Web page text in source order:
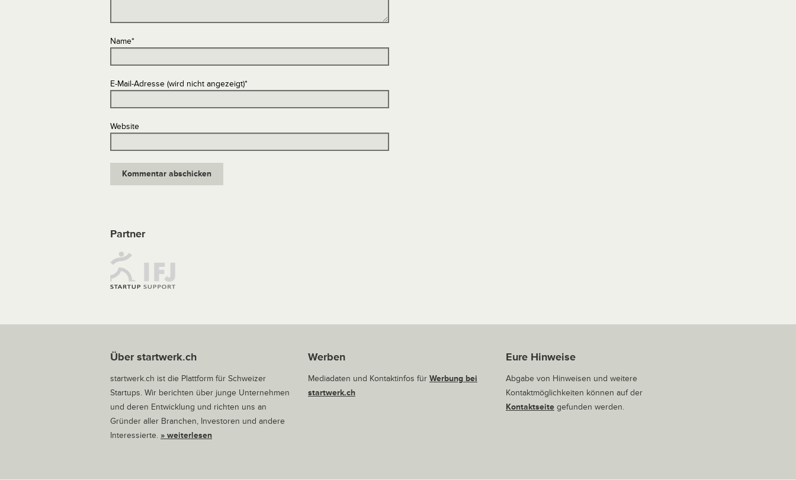
Name*
E-Mail-Adresse (wird nicht angezeigt)*
Website
Partner
Über startwerk.ch
startwerk.ch ist die Plattform für Schweizer
Startups. Wir berichten über junge Unternehmen
und deren Entwicklung und richten uns an
Gründer aller Branchen, Investoren und andere
Interessierte. » weiterlesen
Werben
Mediadaten und Kontaktinfos für Werbung bei
startwerk.ch
Eure Hinweise
Abgabe von Hinweisen und weitere
Kontaktmöglichkeiten können auf der
Kontaktseitegefunden werden.